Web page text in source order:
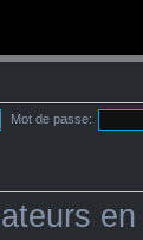
Mot de passe: